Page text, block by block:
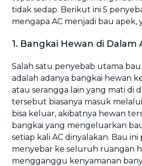
tidak sedap. Berikut ini 5
mengapa AC menjadi bau apek,
1. Bangkai Hewan di Dalam
Salah satu penyebab utama bau
adalah adanya bangkai hewan
atau serangga lain yang mati di
tersebut biasanya masuk
bisa keluar, akibatnya hewan
bangkai yang mengeluarkan
setiap kali AC dinyalakan. Bau
menyebar ke seluruh ruangan
mengganggu kenyamanan